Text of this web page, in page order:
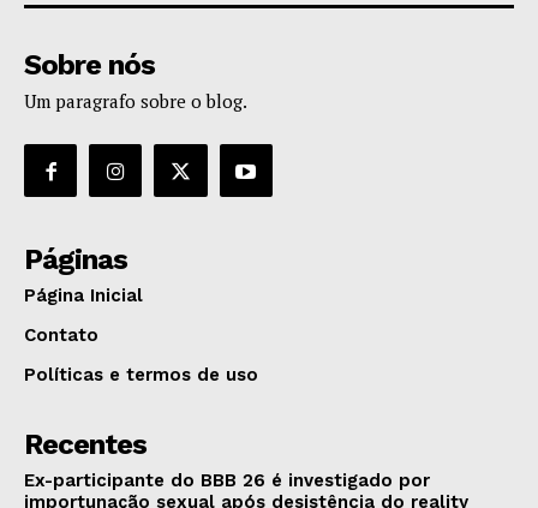
Sobre nós
Um paragrafo sobre o blog.
Páginas
Página Inicial
Contato
Políticas e termos de uso
Recentes
Ex-participante do BBB 26 é investigado por
importunação sexual após desistência do reality